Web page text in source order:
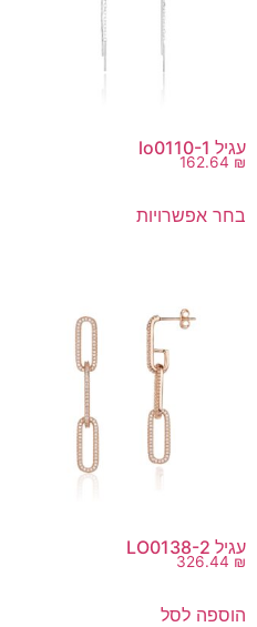
עגיל lo0110-1
162.64 ₪
בחר אפשרויות
עגיל LO0138-2
326.44 ₪
הוספה לסל